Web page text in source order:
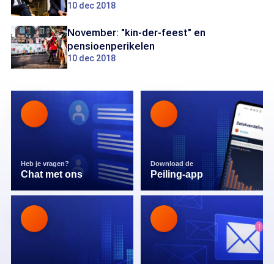
10 dec 2018
November: "kin-der-feest" en
pensioenperikelen
10 dec 2018
Heb je vragen?
Chat met ons
Download de
Peiling-app